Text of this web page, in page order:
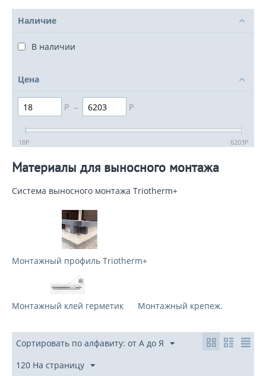
Наличие
В наличии
Цена
Р – Р
18Р 6203Р
Материалы для выносного монтажа
Система выносного монтажа Triotherm+
Монтажный профиль Triotherm+
Монтажный клей герметик Монтажный крепеж.
Сортировать по алфавиту: от А до Я
120 На страницу